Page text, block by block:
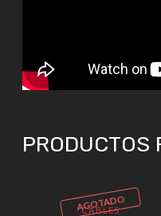
PRODUCTOS
AGOTADO
CABLES